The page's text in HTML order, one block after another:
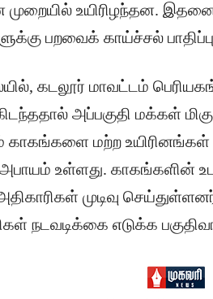
முறையில் உயிரிழந்தன.
பறவைக் காய்ச்சல் பாதிப்பு
கடலூர் மாவட்டம்
அப்பகுதி மக்கள்
காகங்களை மற்ற
அபாயம் உள்ளது. காகங்களின்
முடிவு
நடவடிக்கை எடுக்க